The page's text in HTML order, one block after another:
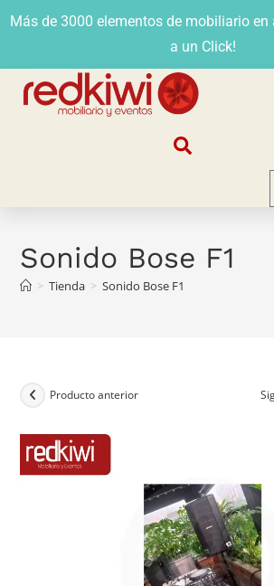
Más de 3000 elementos de mobiliario
a un Click!
Contacto
Sonido Bose F1
> Tienda > Sonido Bose F1
Producto anterior